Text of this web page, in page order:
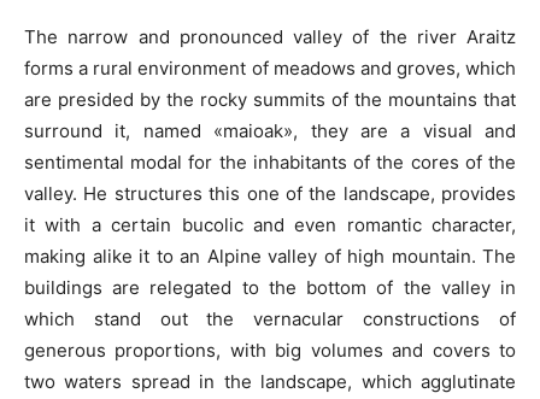
The narrow and pronounced valley of the river Araitz
forms a rural environment of meadows and groves, which
are presided by the rocky summits of the mountains that
surround it, named «maioak», they are a visual and
sentimental modal for the inhabitants of the cores of the
valley. He structures this one of the landscape, provides
it with a certain bucolic and even romantic character,
making alike it to an Alpine valley of high mountain. The
buildings are relegated to the bottom of the valley in
which stand out the vernacular constructions of
generous proportions, with big volumes and covers to
two waters spread in the landscape, which agglutinate